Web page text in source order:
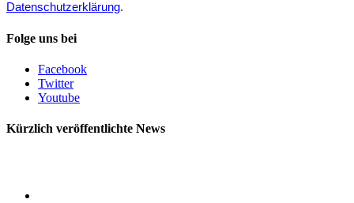
Datenschutzerklärung.
Folge uns bei
Facebook
Twitter
Youtube
Kürzlich veröffentlichte News